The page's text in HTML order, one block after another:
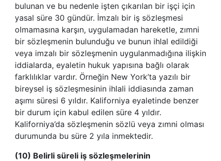
bulunan ve bu nedenle işten çıkarılan bir işçi için
yasal süre 30 gündür. İmzalı bir iş sözleşmesi
olmamasına karşın, uygulamadan hareketle, zımni
bir sözleşmenin bulunduğu ve bunun ihlal edildiği
veya imzalı bir sözleşmenin uygulanmadığına ilişkin
iddialarda, eyaletin hukuk yapısına bağlı olarak
farklılıklar vardır. Örneğin New York’ta yazılı bir
bireysel iş sözleşmesinin ihlali iddiasında zaman
aşımı süresi 6 yıldır. Kaliforniya eyaletinde benzer
bir durum için kabul edilen süre 4 yıldır.
Kaliforniya’da sözleşmenin sözlü veya zımni olması
durumunda bu süre 2 yıla inmektedir.
(10) Belirli süreli iş sözleşmelerinin